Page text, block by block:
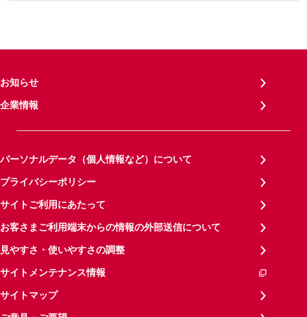
お知らせ
企業情報
パーソナルデータ（個人情報など）について
プライバシーポリシー
サイトご利用にあたって
お客さまご利用端末からの情報の外部送信について
見やすさ・使いやすさの調整
サイトメンテナンス情報
サイトマップ